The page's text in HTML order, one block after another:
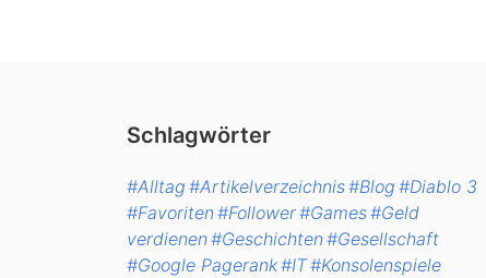
Schlagwörter
#Alltag #Artikelverzeichnis#Blog #Diablo 3
#Favoriten#Follower#Games#Geld
verdienen#Geschichten#Gesellschaft
#Google Pagerank#IT#Konsolenspiele